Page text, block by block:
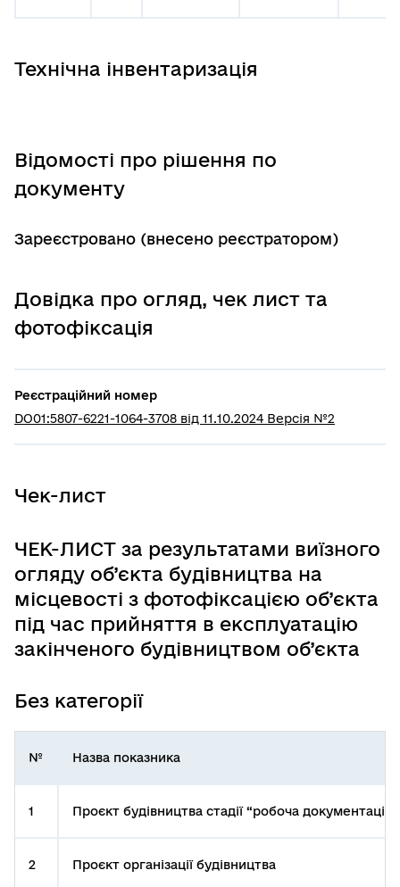
Технічна інвентаризація
Відомості про рішення по
документу
Зареєстровано (внесено реєстратором)
Довідка про огляд, чек лист та
фотофіксація
Реєстраційний номер
DO01:5807-6221-1064-3708 від 11.10.2024 Версія №2
Чек-лист
ЧЕК-ЛИСТ за результатами виїзного
огляду об’єкта будівництва на
місцевості з фотофіксацією об’єкта
під час прийняття в експлуатацію
закінченого будівництвом об’єкта
Без категорії
№ Назва показника
1 Проєкт будівництва стадії “робоча
2 Проєкт організації будівництва